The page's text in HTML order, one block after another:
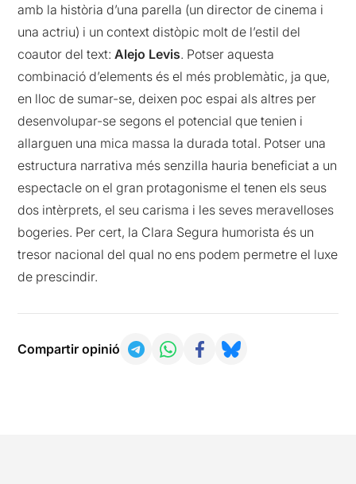
amb la història d’una parella (un director de cinema i
una actriu) i un context distòpic molt de l’estil del
coautor del text:Alejo Levis. Potser aquesta
combinació d’elements és el més problemàtic, ja que,
en lloc de sumar-se, deixen poc espai als altres per
desenvolupar-se segons el potencial que tenien i
allarguen una mica massa la durada total. Potser una
estructura narrativa més senzilla hauria beneficiat a un
espectacle on el gran protagonisme el tenen els seus
dos intèrprets, el seu carisma i les seves meravelloses
bogeries. Per cert, la Clara Segura humorista és un
tresor nacional del qual no ens podem permetre el luxe
de prescindir.
Compartir opinió